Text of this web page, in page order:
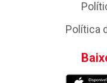
Política